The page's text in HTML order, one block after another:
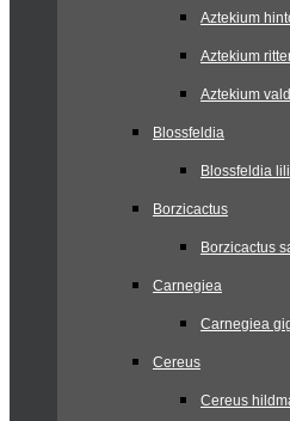
Aztekium
Aztekium
Aztekium
Blossfeldia
Blossfeldia
Borzicactus
Borzicactus
Carnegiea
Carnegiea
Cereus
Cereus